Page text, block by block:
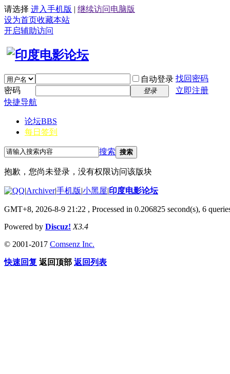
请选择 进入手机版 | 继续访问电脑版
设为首页收藏本站
开启辅助访问
自动登录 找回密码
密码
登录
立即注册
快捷导航
论坛BBS
每日签到
搜索 搜索
抱歉，您尚未登录，没有权限访问该版块
|Archiver|手机版|小黑屋|印度电影论坛
GMT+8, 2026-8-9 21:22 , Processed in 0.206825 second(s), 6
Powered by Discuz! X3.4
© 2001-2017 Comsenz Inc.
快速回复 返回顶部 返回列表